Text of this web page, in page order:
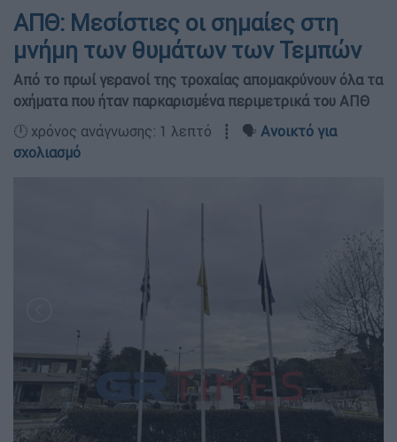
ΑΠΘ: Μεσίστιες οι σημαίες στη
μνήμη των θυμάτων των Τεμπών
Από το πρωί γερανοί της τροχαίας απομακρύνουν όλα τα
οχήματα που ήταν παρκαρισμένα περιμετρικά του ΑΠΘ
🕛 χρόνος ανάγνωσης: 1 λεπτό ┋ 🗣️ Ανοικτό για
σχολιασμό